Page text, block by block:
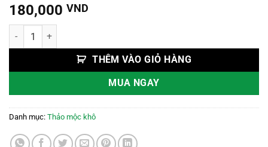
180,000 VND
Cà Gai Leo Giá Rẻ Tại TP.HCM: Tấn Phát - Chuẩn Mực Chất Lượng
THÊM VÀO GIỎ HÀNG
MUA NGAY
Danh mục: Thảo mộc khô